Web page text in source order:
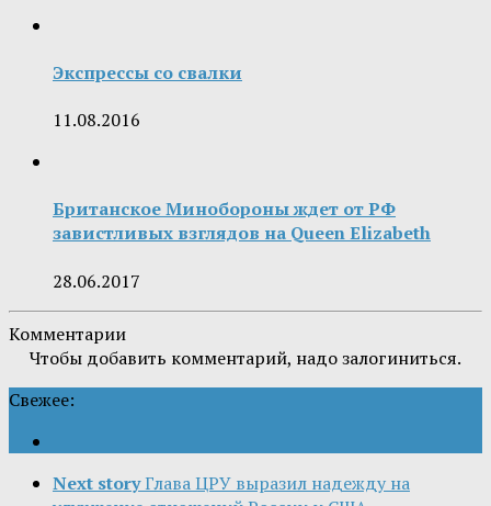
Экспрессы со свалки
11.08.2016
Британское Минобороны ждет от РФ
завистливых взглядов на Queen Elizabeth
28.06.2017
Комментарии
Чтобы добавить комментарий, надо залогиниться.
Свежее:
Next storyГлава ЦРУ выразил надежду на